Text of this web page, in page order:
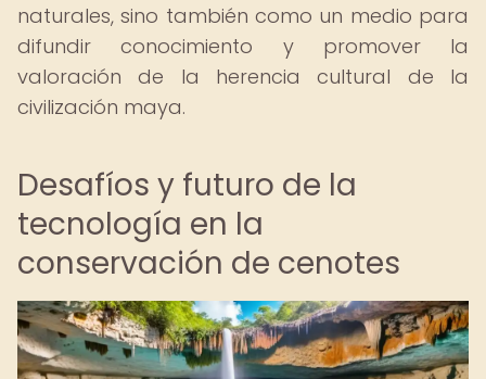
naturales, sino también como un medio para
difundir conocimiento y promover la
valoración de la herencia cultural de la
civilización maya.
Desafíos y futuro de la
tecnología en la
conservación de cenotes